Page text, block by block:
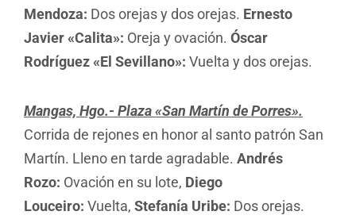
Mendoza: Dos orejas y dos orejas. Ernesto
Javier «Calita»: Oreja y ovación. Óscar
Rodríguez «El Sevillano»: Vuelta y dos orejas.
Mangas, Hgo.- Plaza «San Martín de Porres».
Corrida de rejones en honor al santo patrón San
Martín. Lleno en tarde agradable. Andrés
Rozo: Ovación en su lote, Diego
Louceiro: Vuelta, Stefanía Uribe: Dos orejas.